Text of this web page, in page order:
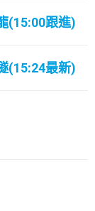
(15:00跟進)
(15:24最新)